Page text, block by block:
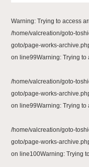
Warning: Trying to access
/home/valcreation/goto-
goto/page-works-
on line99Warning: Trying to
/home/valcreation/goto-
goto/page-works-
on line99Warning: Trying to
/home/valcreation/goto-
goto/page-works-
on line100Warning: Trying